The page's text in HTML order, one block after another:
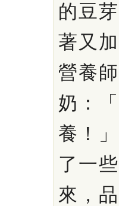
的豆
著又
營養
奶：
養！
了一
來，